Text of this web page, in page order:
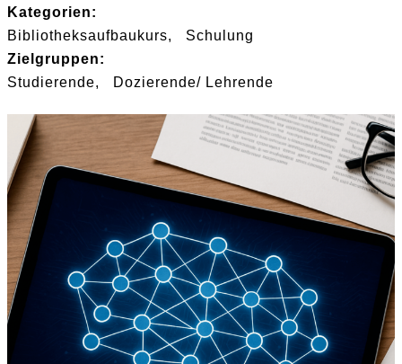
Kategorien:
Bibliotheksaufbaukurs
Schulung
Zielgruppen:
Studierende
Dozierende/ Lehrende